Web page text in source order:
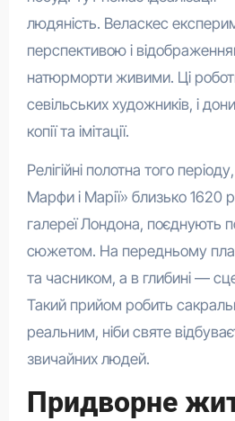
людяність. Веласкес
перспективою і
натюрморти живими. Ці
севільських художників, і
копії та імітації.
Релігійні полотна того
Марфи і Марії» близько 1620
галереї Лондона, поєднують
сюжетом. На передньому
та часником, а в глибині —
Такий прийом робить
реальним, ніби святе
звичайних людей.
Придворне